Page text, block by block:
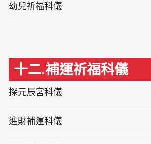
幼兒祈福科儀
十二.補運祈福科儀
探元辰宮科儀
進財補運科儀